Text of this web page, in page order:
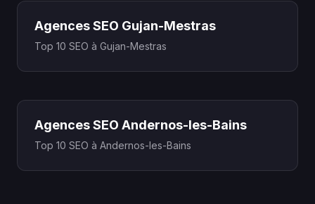
Agences SEO Gujan-Mestras
Top 10 SEO à Gujan-Mestras
Agences SEO Andernos-les-Bains
Top 10 SEO à Andernos-les-Bains